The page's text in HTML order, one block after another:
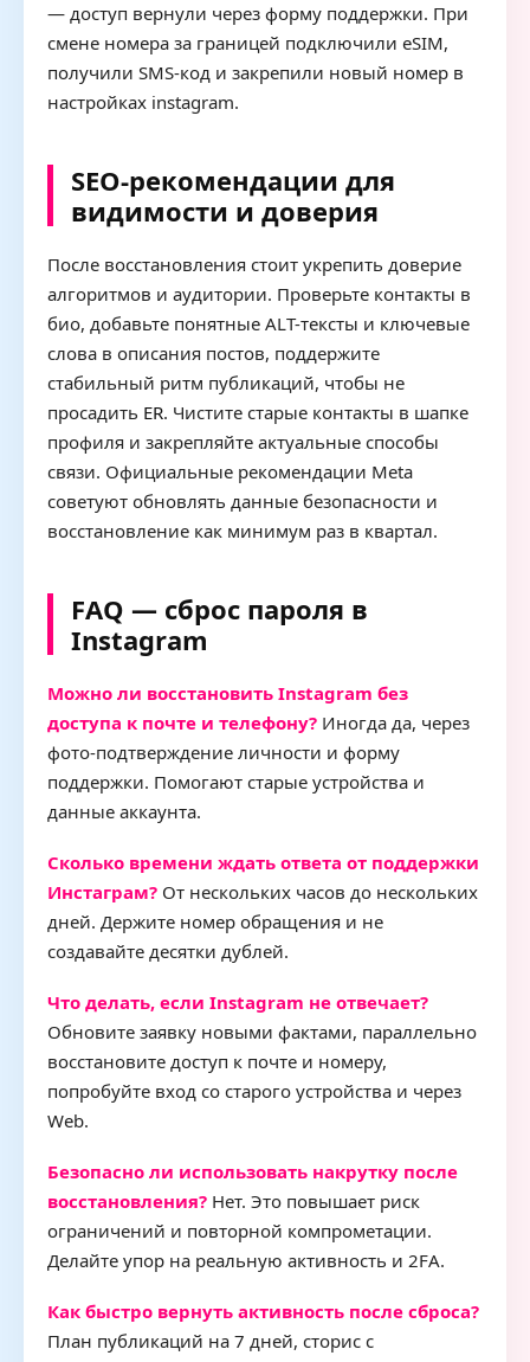
— доступ вернули через форму поддержки. При
смене номера за границей подключили eSIM,
получили SMS-код и закрепили новый номер в
настройках instagram.
SEO-рекомендации для
видимости и доверия
После восстановления стоит укрепить доверие
алгоритмов и аудитории. Проверьте контакты в
био, добавьте понятные ALT-тексты и ключевые
слова в описания постов, поддержите
стабильный ритм публикаций, чтобы не
просадить ER. Чистите старые контакты в шапке
профиля и закрепляйте актуальные способы
связи. Официальные рекомендации Meta
советуют обновлять данные безопасности и
восстановление как минимум раз в квартал.
FAQ — сброс пароля в
Instagram
Можно ли восстановить Instagram без
доступа к почте и телефону? Иногда да, через
фото-подтверждение личности и форму
поддержки. Помогают старые устройства и
данные аккаунта.
Сколько времени ждать ответа от поддержки
Инстаграм? От нескольких часов до нескольких
дней. Держите номер обращения и не
создавайте десятки дублей.
Что делать, если Instagram не отвечает?
Обновите заявку новыми фактами, параллельно
восстановите доступ к почте и номеру,
попробуйте вход со старого устройства и через
Web.
Безопасно ли использовать накрутку после
восстановления? Нет. Это повышает риск
ограничений и повторной компрометации.
Делайте упор на реальную активность и 2FA.
Как быстро вернуть активность после сброса?
План публикаций на 7 дней, сторис с